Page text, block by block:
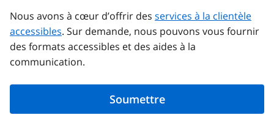
Nous avons à cœur d’offrir des services à la clientèle
accessibles. Sur demande, nous pouvons vous fournir
des formats accessibles et des aides à la
communication.